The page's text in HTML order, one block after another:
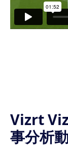
Vizrt
事分析